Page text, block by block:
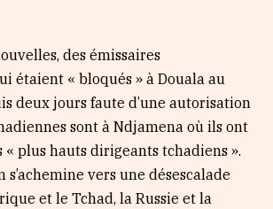
des émissaires
étaient « bloqués » à Douala au
deux jours faute d’une autorisation
sont à Ndjamena où ils ont
« plus hauts dirigeants tchadiens ».
s’achemine vers une désescalade
et le Tchad, la Russie et la